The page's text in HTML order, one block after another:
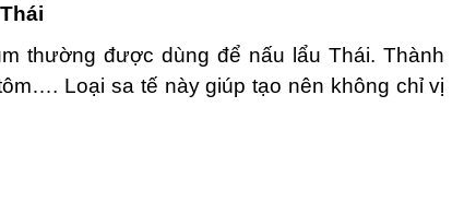
thường được dùng để nấu lẩu Thái. Thành
Loại sa tế này giúp tạo nên không chỉ vị